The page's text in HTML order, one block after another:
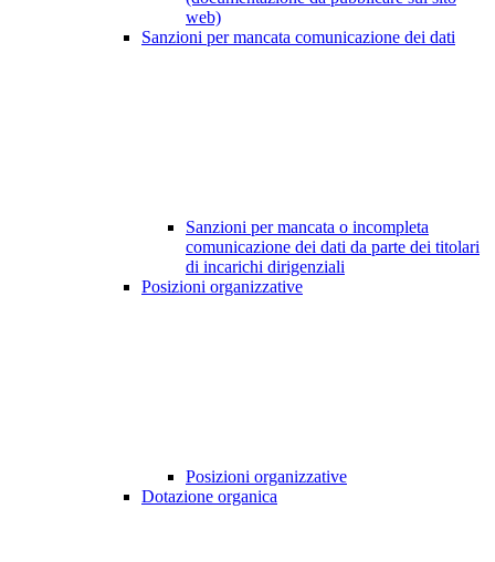
web)
Sanzioni per mancata comunicazione dei dati
Sanzioni per mancata o incompleta
comunicazione dei dati da parte dei titolari
di incarichi dirigenziali
Posizioni organizzative
Posizioni organizzative
Dotazione organica